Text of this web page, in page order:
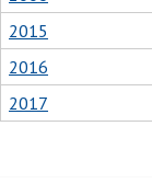
2015
2016
2017